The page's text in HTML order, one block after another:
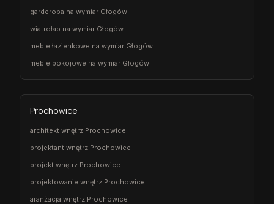
garderoba na wymiar Głogów
wiatrołap na wymiar Głogów
meble łazienkowe na wymiar Głogów
meble pokojowe na wymiar Głogów
Prochowice
architekt wnętrz Prochowice
projektant wnętrz Prochowice
projekt wnętrz Prochowice
projektowanie wnętrz Prochowice
aranżacja wnętrz Prochowice